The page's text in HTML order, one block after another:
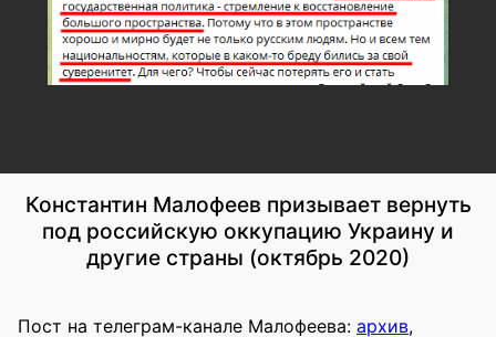
Константин Малофеев призывает вернуть
под российскую оккупацию Украину и
другие страны (октябрь 2020)
Пост на телеграм-канале Малофеева: архив,